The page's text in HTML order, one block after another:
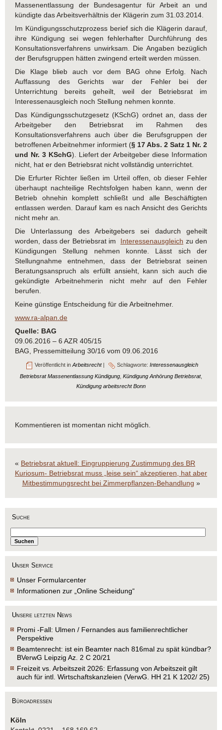
Suche
Unser Service
Unser Formularcenter
Informationen zur „Online Scheidung“
Unsere letzten News
Promi -Fall: Ulmen / Fernandes aus familienrechtlicher
Perspektive
Beamtenrecht: ist ein Beamter nach 816mal zu spät kündbar?
BVerwG Leipzig Az. 2 C 20/21
Freizeit vs. Arbeitszeit 2026: Erfassung von Arbeitszeit gilt
auch für intl. Wirtschaftskanzleien (VerwG. HH 21 K 1202/ 25)
Büroadressen
Köln
Massenentlassung der Bundesagentur für Arbeit an und
kündigte das Arbeitsverhältnis der Klägerin zum 31.03.2014.
Im Kündigungsschutzprozess berief sich die Klägerin darauf,
ihre Kündigung sei wegen fehlerhafter Durchführung des
Konsultationsverfahrens unwirksam. Die Angaben bezüglich
der Berufsgruppen hätten zwingend erteilt werden müssen.
Die Klage blieb auch vor dem BAG ohne Erfolg. Nach
Auffassung des Gerichts war der Fehler bei der
Unterrichtung bereits geheilt, weil der Betriebsrat im
Interessenausgleich noch Stellung nehmen konnte.
Das Kündigungsschutzgesetz (KSchG) ordnet an, dass der
Arbeitgeber den Betriebsrat im Rahmen des
Konsultationsverfahrens auch über die Berufsgruppen der
betroffenen Arbeitnehmer informiert (§ 17 Abs. 2 Satz 1 Nr. 2
und Nr. 3 KSchG). Liefert der Arbeitgeber diese Information
nicht, hat er den Betriebsrat nicht vollständig unterrichtet.
Die Erfurter Richter ließen im Urteil offen, ob dieser Fehler
überhaupt nachteilige Rechtsfolgen haben kann, wenn der
Betrieb ohnehin komplett schließt und alle Beschäftigten
entlassen werden. Darauf kam es nach Ansicht des Gerichts
nicht mehr an.
Die Unterlassung des Arbeitgebers sei dadurch geheilt
worden, dass der Betriebsrat im Interessenausgleich zu den
Kündigungen Stellung nehmen konnte. Lässt sich der
Stellungnahme entnehmen, dass der Betriebsrat seinen
Beratungsanspruch als erfüllt ansieht, kann sich auch die
gekündigte Arbeitnehmerin nicht mehr auf den Fehler
berufen.
Keine günstige Entscheidung für die Arbeitnehmer.
www.ra-alpan.de
Quelle: BAG
09.06.2016 – 6 AZR 405/15
BAG, Pressemitteilung 30/16 vom 09.06.2016
Veröffentlicht inArbeitsrecht| Schlagworte: Interessenausgleich
Betriebsrat Massenentlassung Kündigung Kündigung Anhörung Betriebsrat,
Kündigung arbeitsrecht Bonn
Kommentieren ist momentan nicht möglich.
« Betriebsrat aktuell: Eingruppierung Zustimmung des BR
Kuriosum- Betriebsrat muss „leise sein“ akzeptieren, hat aber
Mitbestimmungsrecht bei Zimmerpflanzen-Behandlung »